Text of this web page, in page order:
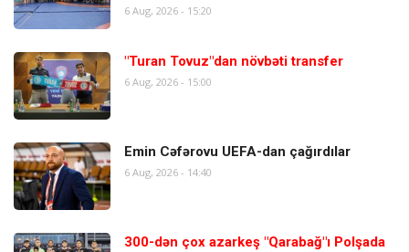
6 Aug, 2026 - 15:20
"Turan Tovuz"dan növbəti transfer
6 Aug, 2026 - 15:00
Emin Cəfərovu UEFA-dan çağırdılar
6 Aug, 2026 - 14:40
300-dən çox azarkeş "Qarabağ"ı Polşada